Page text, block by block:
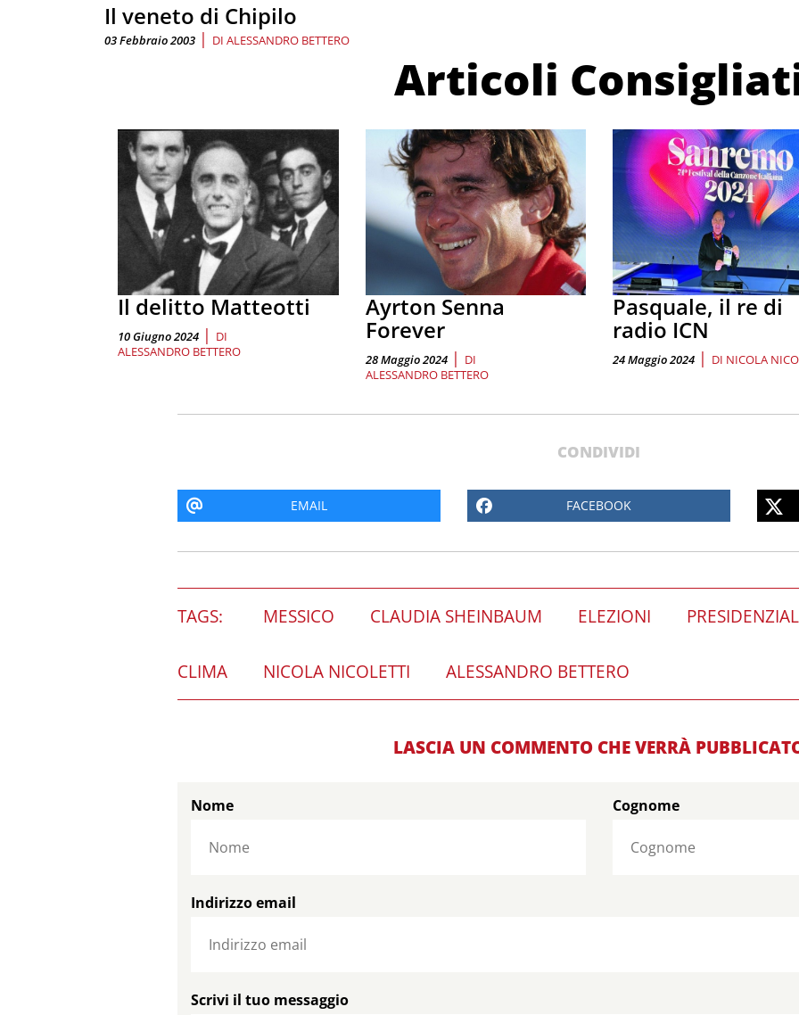
Il veneto di Chipilo
03 Febbraio 2003 | DI ALESSANDRO BETTERO
Articoli
Il delitto Matteotti
10 Giugno 2024 | DI
ALESSANDRO BETTERO
Ayrton Senna
Forever
28 Maggio 2024 | DI
ALESSANDRO BETTERO
Pasquale, il re di
radio ICN
24 Maggio 2024 | DI NICOLA
CONDIVIDI
EMAIL FACEBOOK
TAGS: MESSICO CLAUDIA SHEINBAUM ELEZIONI
CLIMA NICOLA NICOLETTI ALESSANDRO BETTERO
LASCIA UN COMMENTO CHE VERRÀ
Nome Cognome
Indirizzo email
Scrivi il tuo messaggio